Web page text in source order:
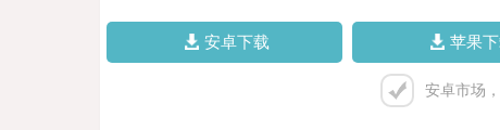
安卓下载 苹果
安卓市场